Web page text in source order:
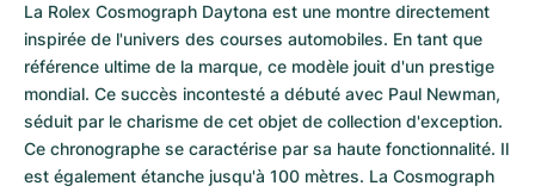
La Rolex Cosmograph Daytona est une montre directement
inspirée de l'univers des courses automobiles. En tant que
référence ultime de la marque, ce modèle jouit d'un prestige
mondial. Ce succès incontesté a débuté avec Paul Newman,
séduit par le charisme de cet objet de collection d'exception.
Ce chronographe se caractérise par sa haute fonctionnalité. Il
est également étanche jusqu'à 100 mètres. La Cosmograph